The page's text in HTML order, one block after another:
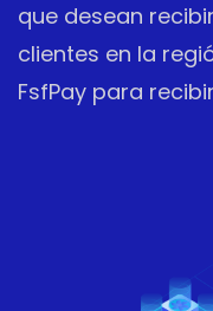
que desean
clientes en la
FsfPay para